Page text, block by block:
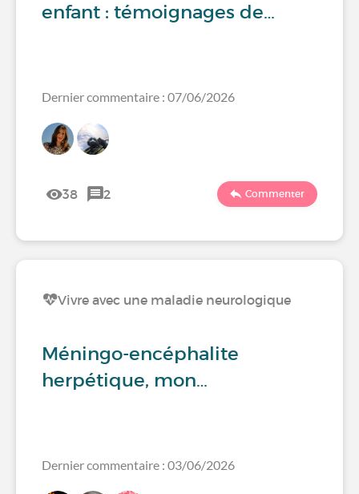
enfant : témoignages de…
Dernier commentaire : 07/06/2026
38 2 Commenter
Vivre avec une maladie neurologique
Méningo-encéphalite
herpétique, mon…
Dernier commentaire : 03/06/2026